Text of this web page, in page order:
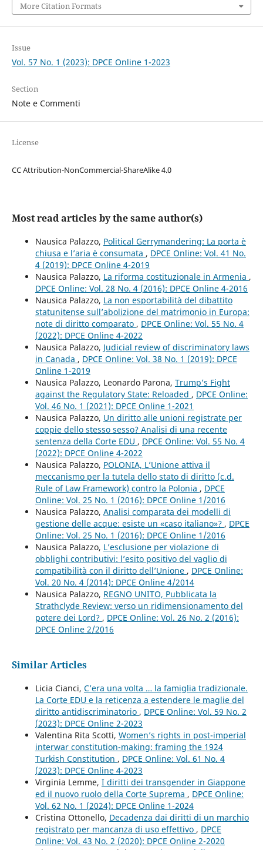
More Citation Formats
Issue
Vol. 57 No. 1 (2023): DPCE Online 1-2023
Section
Note e Commenti
License
CC Attribution-NonCommercial-ShareAlike 4.0
Most read articles by the same author(s)
Nausica Palazzo, Political Gerrymandering: La porta è
chiusa e l’aria è consumata , DPCE Online: Vol. 41 No.
4 (2019): DPCE Online 4-2019
Nausica Palazzo, La riforma costituzionale in Armenia ,
DPCE Online: Vol. 28 No. 4 (2016): DPCE Online 4-2016
Nausica Palazzo, La non esportabilità del dibattito
statunitense sull’abolizione del matrimonio in Europa:
note di diritto comparato , DPCE Online: Vol. 55 No. 4
(2022): DPCE Online 4-2022
Nausica Palazzo, Judicial review of discriminatory laws
in Canada , DPCE Online: Vol. 38 No. 1 (2019): DPCE
Online 1-2019
Nausica Palazzo, Leonardo Parona, Trump’s Fight
against the Regulatory State: Reloaded , DPCE Online:
Vol. 46 No. 1 (2021): DPCE Online 1-2021
Nausica Palazzo, Un diritto alle unioni registrate per
coppie dello stesso sesso? Analisi di una recente
sentenza della Corte EDU , DPCE Online: Vol. 55 No. 4
(2022): DPCE Online 4-2022
Nausica Palazzo, POLONIA, L’Unione attiva il
meccanismo per la tutela dello stato di diritto (c.d.
Rule of Law Framework) contro la Polonia , DPCE
Online: Vol. 25 No. 1 (2016): DPCE Online 1/2016
Nausica Palazzo, Analisi comparata dei modelli di
gestione delle acque: esiste un «caso italiano»? , DPCE
Online: Vol. 25 No. 1 (2016): DPCE Online 1/2016
Nausica Palazzo, L’esclusione per violazione di
obblighi contributivi: l’esito positivo del vaglio di
compatibilità con il diritto dell’Unione , DPCE Online:
Vol. 20 No. 4 (2014): DPCE Online 4/2014
Nausica Palazzo, REGNO UNITO, Pubblicata la
Strathclyde Review: verso un ridimensionamento del
potere dei Lord? , DPCE Online: Vol. 26 No. 2 (2016):
DPCE Online 2/2016
Similar Articles
Licia Cianci, C’era una volta … la famiglia tradizionale.
La Corte EDU e la reticenza a estendere le maglie del
diritto antidiscriminatorio , DPCE Online: Vol. 59 No. 2
(2023): DPCE Online 2-2023
Valentina Rita Scotti, Women’s rights in post-imperial
interwar constitution-making: framing the 1924
Turkish Constitution , DPCE Online: Vol. 61 No. 4
(2023): DPCE Online 4-2023
Virginia Lemme, I diritti dei transgender in Giappone
ed il nuovo ruolo della Corte Suprema , DPCE Online:
Vol. 62 No. 1 (2024): DPCE Online 1-2024
Cristina Ottonello, Decadenza dai diritti di un marchio
registrato per mancanza di uso effettivo , DPCE
Online: Vol. 43 No. 2 (2020): DPCE Online 2-2020